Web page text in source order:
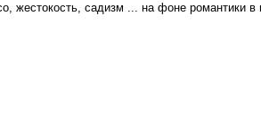
жестокость, садизм ... на фоне романтики в